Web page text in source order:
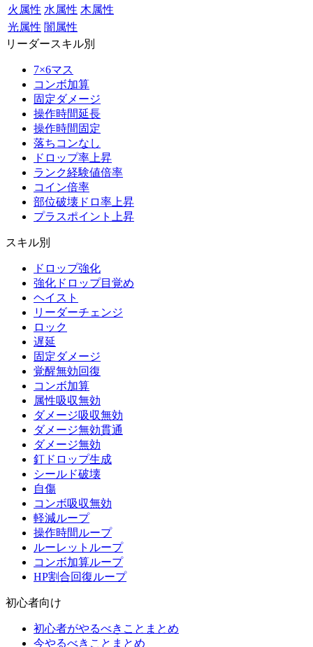
火属性 水属性 木属性
光属性 闇属性
リーダースキル別
7×6マス
コンボ加算
固定ダメージ
操作時間延長
操作時間固定
落ちコンなし
ドロップ率上昇
ランク経験値倍率
コイン倍率
部位破壊ドロ率上昇
プラスポイント上昇
スキル別
ドロップ強化
強化ドロップ目覚め
ヘイスト
リーダーチェンジ
ロック
遅延
固定ダメージ
覚醒無効回復
コンボ加算
属性吸収無効
ダメージ吸収無効
ダメージ無効貫通
ダメージ無効
釘ドロップ生成
シールド破壊
自傷
コンボ吸収無効
軽減ループ
操作時間ループ
ルーレットループ
コンボ加算ループ
HP割合回復ループ
初心者向け
初心者がやるべきことまとめ
今やるべきことまとめ